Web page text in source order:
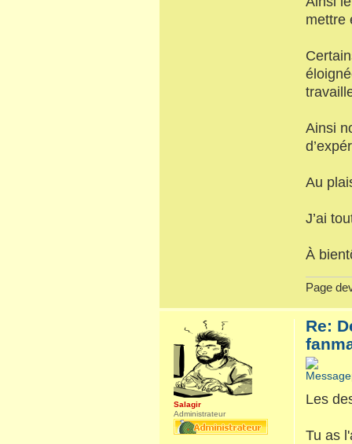
mettre
Ainsi
Au
J’ai
À
Page
Re:
Les
Tu as
Salagir
Administrateur